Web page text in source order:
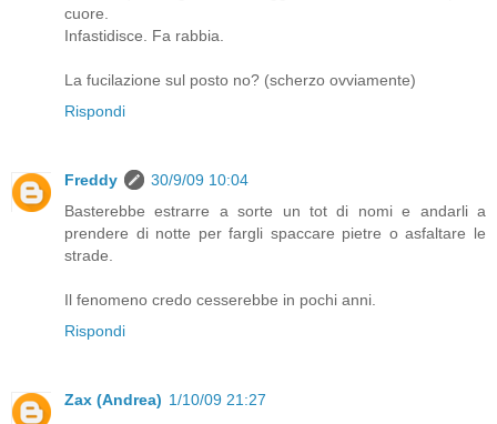
cuore.
Infastidisce. Fa rabbia.
La fucilazione sul posto no? (scherzo ovviamente)
Rispondi
Freddy
30/9/09 10:04
Basterebbe estrarre a sorte un tot di nomi e andarli a
prendere di notte per fargli spaccare pietre o asfaltare le
strade.
Il fenomeno credo cesserebbe in pochi anni.
Rispondi
Zax (Andrea) 1/10/09 21:27